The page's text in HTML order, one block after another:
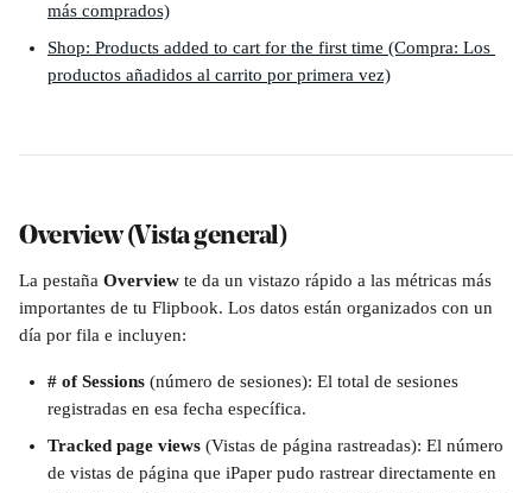
más comprados)
Shop: Products added to cart for the first time (Compra: Los
productos añadidos al carrito por primera vez)
Overview (Vista general)
La pestaña Overview te da un vistazo rápido a las métricas más
importantes de tu Flipbook. Los datos están organizados con un
día por fila e incluyen:
# of Sessions (número de sesiones): El total de sesiones
registradas en esa fecha específica.
Tracked page views (Vistas de página rastreadas): El número
de vistas de página que iPaper pudo rastrear directamente en